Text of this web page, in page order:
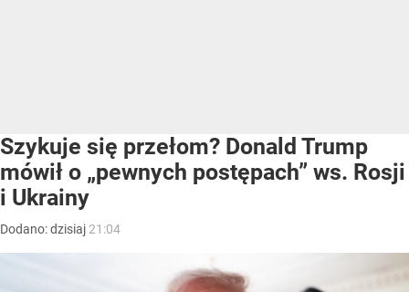
Szykuje się przełom? Donald Trump
mówił o „pewnych postępach” ws. Rosji
i Ukrainy
Dodano:dzisiaj 21:04